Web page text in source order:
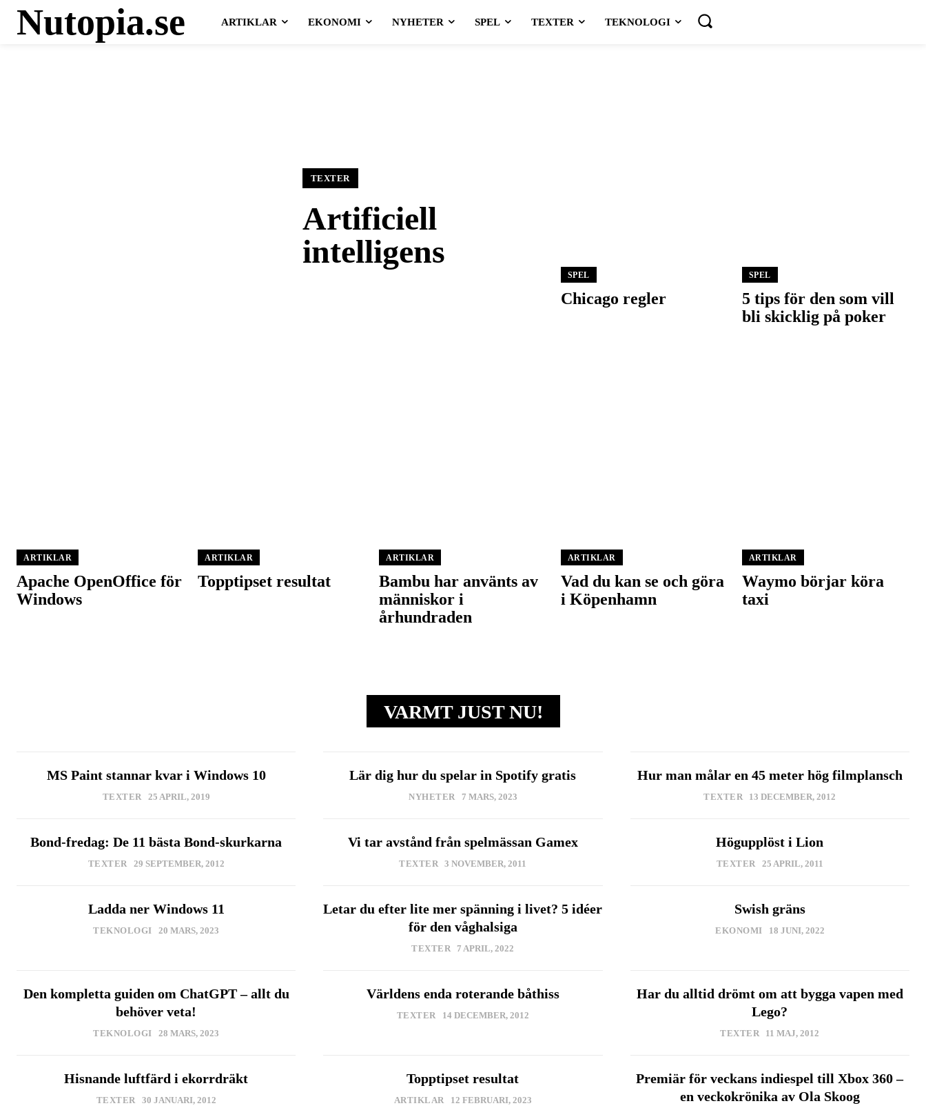
Nutopia.se ARTIKLAR EKONOMI NYHETER SPEL TEXTER TEKNOLOGI
TEXTER
Artificiell
intelligens
SPEL
Chicago regler
SPEL
5 tips för den som vill
bli skicklig på poker
ARTIKLAR
Apache OpenOffice för
Windows
ARTIKLAR
Topptipset resultat
ARTIKLAR
Bambu har använts av
människor i
århundraden
ARTIKLAR
Vad du kan se och göra
i Köpenhamn
ARTIKLAR
Waymo börjar köra
taxi
VARMT JUST NU!
MS Paint stannar kvar i Windows 10
TEXTER 25 APRIL, 2019
Lär dig hur du spelar in Spotify gratis
NYHETER 7 MARS, 2023
Hur man målar en 45 meter hög filmplansch
TEXTER 13 DECEMBER, 2012
Bond-fredag: De 11 bästa Bond-skurkarna
TEXTER 29 SEPTEMBER, 2012
Vi tar avstånd från spelmässan Gamex
TEXTER 3 NOVEMBER, 2011
Högupplöst i Lion
TEXTER 25 APRIL, 2011
Ladda ner Windows 11
TEKNOLOGI 20 MARS, 2023
Letar du efter lite mer spänning i livet? 5 idéer
för den våghalsiga
TEXTER 7 APRIL, 2022
Swish gräns
EKONOMI 18 JUNI, 2022
Den kompletta guiden om ChatGPT – allt du
behöver veta!
TEKNOLOGI 28 MARS, 2023
Världens enda roterande båthiss
TEXTER 14 DECEMBER, 2012
Har du alltid drömt om att bygga vapen med
Lego?
TEXTER 11 MAJ, 2012
Hisnande luftfärd i ekorrdräkt
TEXTER 30 JANUARI, 2012
Topptipset resultat
ARTIKLAR 12 FEBRUARI, 2023
Premiär för veckans indiespel till Xbox 360 –
en veckokrönika av Ola Skoog